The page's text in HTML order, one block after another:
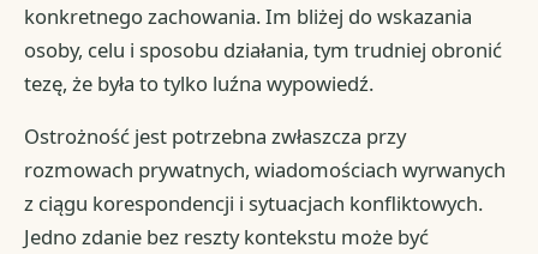
konkretnego zachowania. Im bliżej do wskazania
osoby, celu i sposobu działania, tym trudniej obronić
tezę, że była to tylko luźna wypowiedź.
Ostrożność jest potrzebna zwłaszcza przy
rozmowach prywatnych, wiadomościach wyrwanych
z ciągu korespondencji i sytuacjach konfliktowych.
Jedno zdanie bez reszty kontekstu może być